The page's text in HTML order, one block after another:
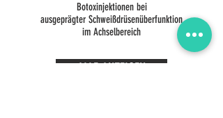
Botoxinjektionen bei
ausgeprägter Schweißdrüsenüberfunktion
im Achselbereich
ALLE ANZEIGEN